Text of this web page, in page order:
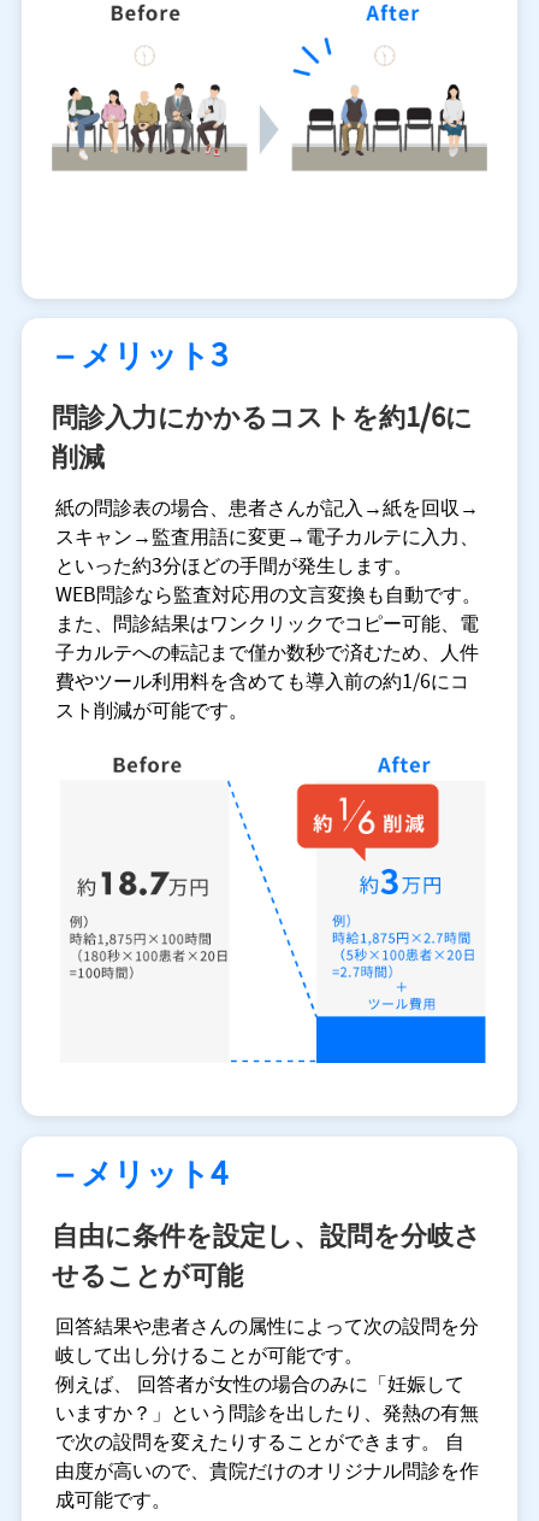
– メリット3
問診入力にかかるコストを約1/6に
削減
紙の問診表の場合、患者さんが記入→紙を回収→
スキャン→監査用語に変更→電子カルテに入力、
といった約3分ほどの手間が発生します。
WEB問診なら監査対応用の文言変換も自動です。
また、問診結果はワンクリックでコピー可能、電
子カルテへの転記まで僅か数秒で済むため、人件
費やツール利用料を含めても導入前の約1/6にコ
スト削減が可能です。
– メリット4
自由に条件を設定し、設問を分岐さ
せることが可能
回答結果や患者さんの属性によって次の設問を分
岐して出し分けることが可能です。
例えば、 回答者が女性の場合のみに「妊娠して
いますか？」という問診を出したり、発熱の有無
で次の設問を変えたりすることができます。 自
由度が高いので、貴院だけのオリジナル問診を作
成可能です。